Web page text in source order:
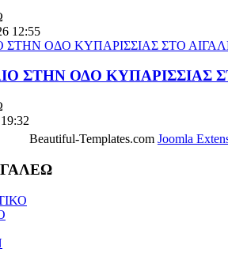
12:55
ΣΤΗΝ ΟΔΟ ΚΥΠΑΡΙΣΣΙΑΣ
Beautiful-Templates.com Joomla